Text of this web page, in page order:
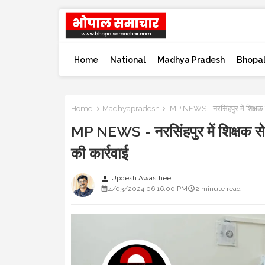
Home National Madhya Pradesh Bhopal
Home Madhyapradesh MP NEWS - नरसिंहपुर में शिक्षक
MP NEWS - नरसिंहपुर में शिक्षक से
की कार्रवाई
person Updesh Awasthee
4/03/2024 06:16:00 PM
2 minute read